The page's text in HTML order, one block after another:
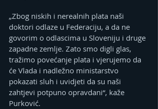
„Zbog niskih i nerealnih plata naši
doktori odlaze u Federaciju, a da ne
govorim o odlascima u Sloveniju i druge
zapadne zemlje. Zato smo digli glas,
tražimo povećanje plata i vjerujemo da
će Vlada i nadležno ministarstvo
pokazati sluh i uvidjeti da su naši
zahtjevi potpuno opravdani“, kaže
Purković.